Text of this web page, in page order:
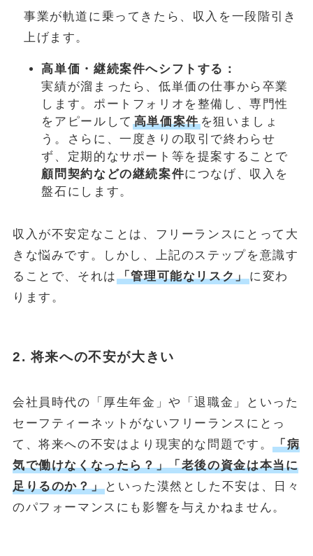
事業が軌道に乗ってきたら、収入を一段階引き
上げます。
高単価・継続案件へシフトする：
実績が溜まったら、低単価の仕事から卒業
します。ポートフォリオを整備し、専門性
をアピールして 高単価案件を狙いましょ
う。さらに、一度きりの取引で終わらせ
ず、定期的なサポート等を提案することで
顧問契約などの継続案件につなげ、収入を
盤石にします。
収入が不安定なことは、フリーランスにとって大
きな悩みです。しかし、上記のステップを意識す
ることで、それは 「管理可能なリスク」に変わ
ります。
2. 将来への不安が大きい
会社員時代の「厚生年金」や「退職金」といった
セーフティーネットがないフリーランスにとっ
て、将来への不安はより現実的な問題です。「病
気で働けなくなったら？」「老後の資金は本当に
足りるのか？」 といった漠然とした不安は、日々
のパフォーマンスにも影響を与えかねません。